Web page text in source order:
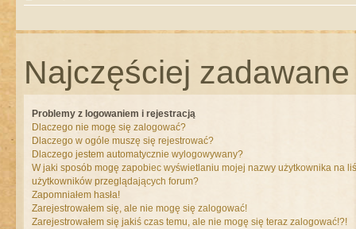
Najczęściej
Problemy z logowaniem i rejestracją
Dlaczego nie mogę się zalogować?
Dlaczego w ogóle muszę się rejestrować?
Dlaczego jestem automatycznie wylogowywany?
W jaki sposób mogę zapobiec wyświetlaniu mojej nazwy użytkownika na
użytkowników przeglądających forum?
Zapomniałem hasła!
Zarejestrowałem się, ale nie mogę się zalogować!
Zarejestrowałem się jakiś czas temu, ale nie mogę się teraz zalogować!?!